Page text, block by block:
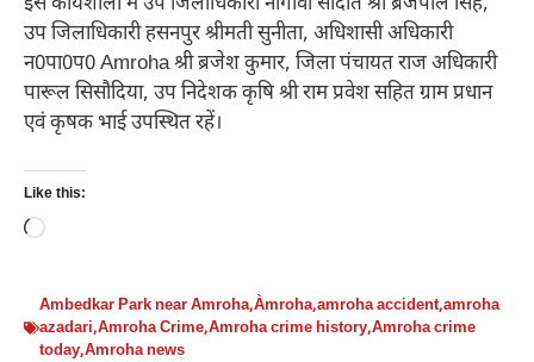
इस कार्यशाला में उप जिलाधिकारी नौगावां सादात श्री ब्रजपाल सिंह,
उप जिलाधिकारी हसनपुर श्रीमती सुनीता, अधिशासी अधिकारी
न0पा0प0 Amroha श्री ब्रजेश कुमार, जिला पंचायत राज अधिकारी
पारूल सिसौदिया, उप निदेशक कृषि श्री राम प्रवेश सहित ग्राम प्रधान
एवं कृषक भाई उपस्थित रहें।
Like this:
Loading…
Ambedkar Park near Amroha,Àmroha,amroha accident,amroha
azadari,Amroha Crime,Amroha crime history,Amroha crime
today,Amroha news